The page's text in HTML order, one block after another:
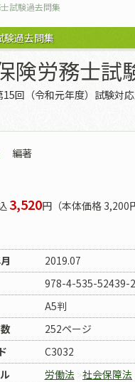
試験過去問集
験過去問集
険労務士試
15回（令和元年度）試験対
編著
3,520円（本体価格 3,200
2019.07
978-4-535-52439-2
A5判
252ページ
C3032
労働法 社会保障法